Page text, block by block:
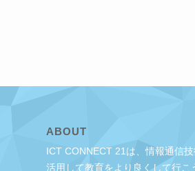
ABOUT
ICT CONNECT 21は、情報通信
活用して教育をより良くして行こ